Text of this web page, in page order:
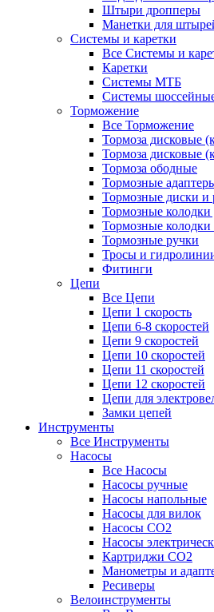
Штыри дропперы
Манетки для
Системы и каретки
Все Системы и
Каретки
Системы МТБ
Системы
Торможение
Все Торможение
Тормоза дисковые
Тормоза дисковые
Тормоза ободные
Тормозные
Тормозные диски и
Тормозные колодки
Тормозные
Тормозные ручки
Тросы и
Фитинги
Цепи
Все Цепи
Цепи 1 скорость
Цепи 6-8 скоростей
Цепи 9 скоростей
Цепи 10 скоростей
Цепи 11 скоростей
Цепи 12 скоростей
Цепи для
Замки цепей
Инструменты
Все Инструменты
Насосы
Все Насосы
Насосы ручные
Насосы напольные
Насосы для вилок
Насосы CO2
Насосы
Картриджи CO2
Манометры и
Ресиверы
Велоинструменты